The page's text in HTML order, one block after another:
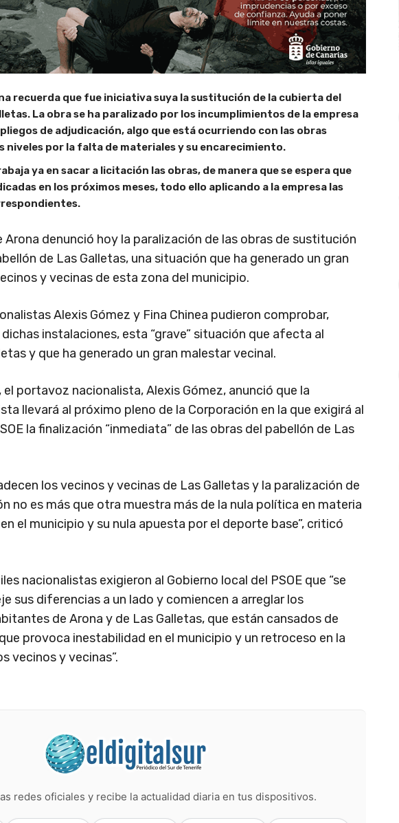
recuerda que fue iniciativa suya la sustitución de la cubierta del
La obra se ha paralizado por los incumplimientos de la empresa
de adjudicación, algo que está ocurriendo con las obras
niveles por la falta de materiales y su encarecimiento.
ya en sacar a licitación las obras, de manera que se espera que
en los próximos meses, todo ello aplicando a la empresa las
Arona denunció hoy la paralización de las obras de sustitución
de Las Galletas, una situación que ha generado un gran
y vecinas de esta zona del municipio.
Alexis Gómez y Fina Chinea pudieron comprobar,
instalaciones, esta “grave” situación que afecta al
y que ha generado un gran malestar vecinal.
portavoz nacionalista, Alexis Gómez, anunció que la
llevará al próximo pleno de la Corporación en la que exigirá al
la finalización “inmediata” de las obras del pabellón de Las
los vecinos y vecinas de Las Galletas y la paralización de
no es más que otra muestra más de la nula política en materia
el municipio y su nula apuesta por el deporte base”, criticó
nacionalistas exigieron al Gobierno local del PSOE que “se
sus diferencias a un lado y comiencen a arreglar los
de Arona y de Las Galletas, que están cansados de
provoca inestabilidad en el municipio y un retroceso en la
vecinos y vecinas”.
redes oficiales y recibe la actualidad diaria en tus dispositivos.